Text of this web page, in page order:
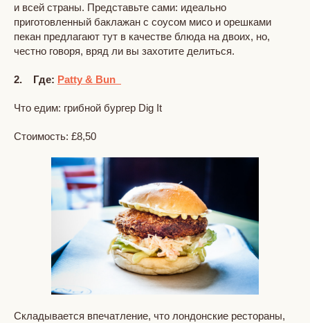
и всей страны. Представьте сами: идеально
приготовленный баклажан с соусом мисо и орешками
пекан предлагают тут в качестве блюда на двоих, но,
честно говоря, вряд ли вы захотите делиться.
2. Где: Patty & Bun
Что едим: грибной бургер Dig It
Стоимость: £8,50
Складывается впечатление, что лондонские рестораны,